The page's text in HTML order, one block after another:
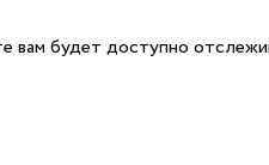
вам будет доступно